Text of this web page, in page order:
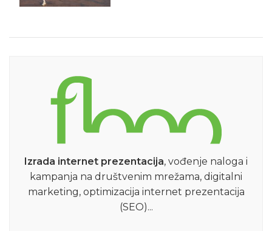
Izrada internet prezentacija, vođenje naloga i
kampanja na društvenim mrežama, digitalni
marketing, optimizacija internet prezentacija
(SEO)...